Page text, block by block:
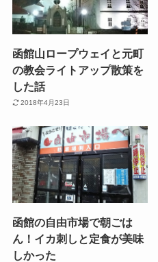
函館山ロープウェイと元町
の教会ライトアップ散策を
した話
2018年4月23日
函館の自由市場で朝ごは
ん！イカ刺しと定食が美味
しかった